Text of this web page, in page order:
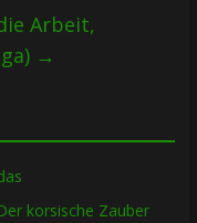
Arbeit,
→
korsische Zauber